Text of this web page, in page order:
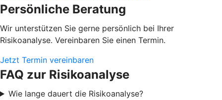
Persönliche Beratung
Wir unterstützen Sie gerne persönlich bei Ihrer
Risikoanalyse. Vereinbaren Sie einen Termin.
Jetzt Termin vereinbaren
FAQ zur Risikoanalyse
Wie lange dauert die Risikoanalyse?